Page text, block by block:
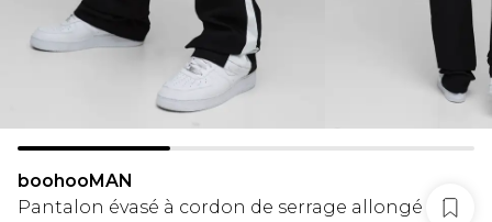
boohooMAN
Pantalon évasé à cordon de serrage allongé